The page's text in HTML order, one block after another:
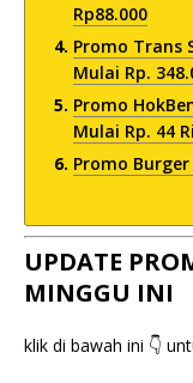
Rp88.000
Promo Trans
Mulai Rp.
Promo
Mulai Rp. 44
Promo Burger
UPDATE
MINGGU INI
klik di bawah ini 👇